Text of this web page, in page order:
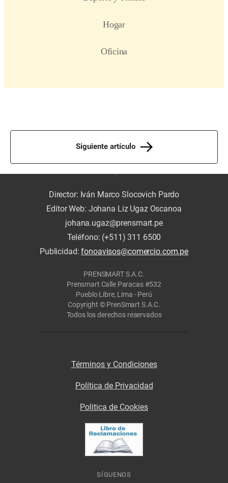
Siguiente artículo
Director: Iván Marco Slocovich Pardo
Editor Web: Johana Liz Ugaz Oscanoa
johana.ugaz@prensmart.pe
Teléfono: (+511) 311 6500
Publicidad:fonoavisos@comercio.com.pe
PRENSMART S.A.C.
Prensmart Calle Paracas #532
Pueblo Libre, Lima - Perú
Copyright © PrenSmart S.A.C.
Todos los derechos reservados
Términos y Condiciones
Política de Privacidad
Politica de Cookies
SÍGUENOS